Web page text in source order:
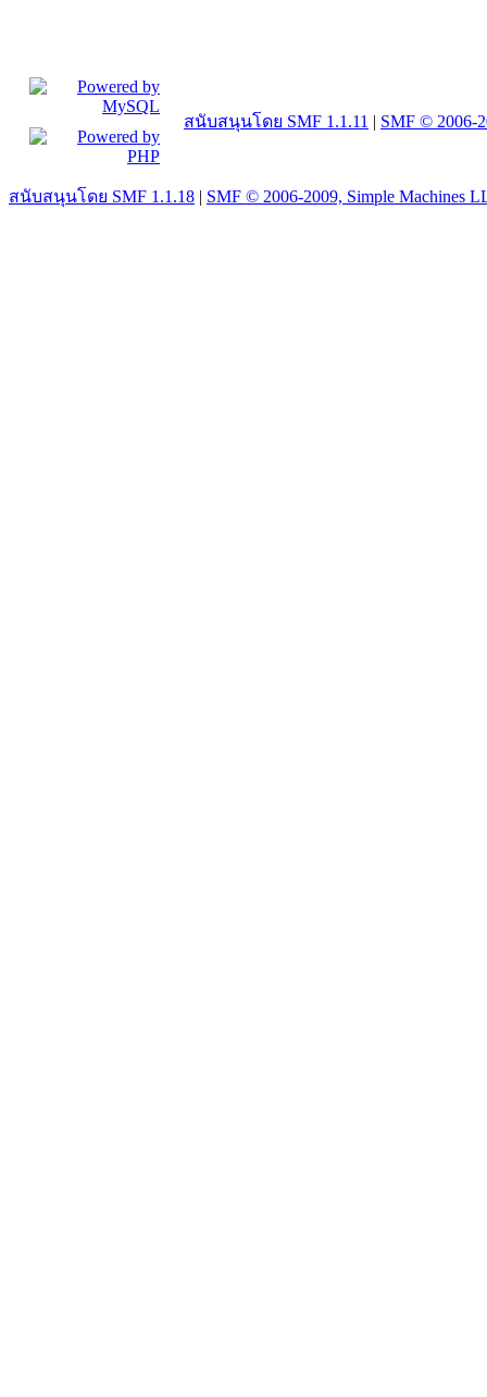
สนับสนุนโดย SMF 1.1.11 | SMF © 2006-
สนับสนุนโดย SMF 1.1.18 | SMF © 2006-2009, Simple Machines